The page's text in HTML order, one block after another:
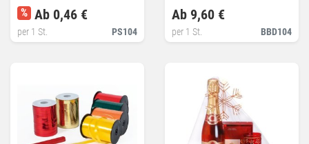
PS104
% Ab 0,46 €
per 1 St. BBD104
Ab 9,60 €
per 1 St.